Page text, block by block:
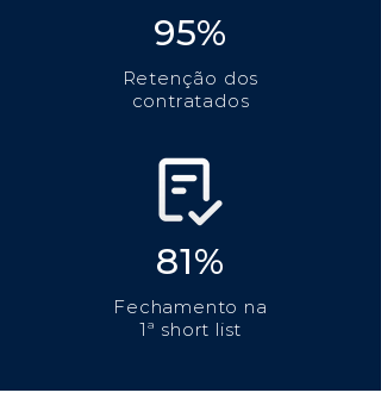
95%
Retenção dos
contratados
81%
Fechamento na
1ª short list